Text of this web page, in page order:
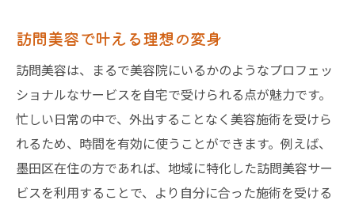
訪問美容で叶える理想の変身
訪問美容は、まるで美容院にいるかのようなプロフェッ
ショナルなサービスを自宅で受けられる点が魅力です。
忙しい日常の中で、外出することなく美容施術を受けら
れるため、時間を有効に使うことができます。例えば、
墨田区在住の方であれば、地域に特化した訪問美容サー
ビスを利用することで、より自分に合った施術を受ける